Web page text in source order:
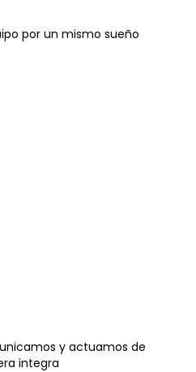
por un mismo sueño
y actuamos de
integra